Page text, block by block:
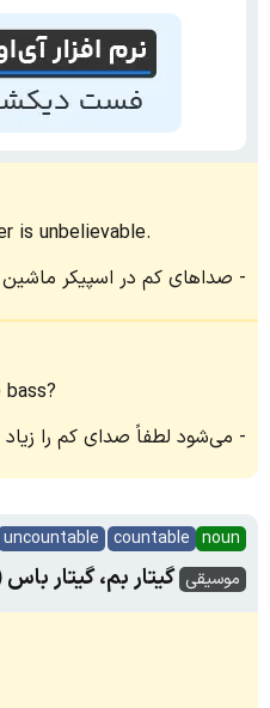
is unbelievable.
صداهای کم در اسپیکر ماشین
می‌شود لطفاً صدای کم را زیاد
noun
countable
uncountable
موسیقی گیتار بم، گیتار